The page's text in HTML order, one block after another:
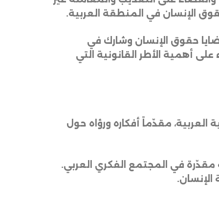
الإنسان في المنطقة العربية.
حقوق الإنسان وشارك في
على أهمية الأطر القانونية التي
العربية، مقدّماً أفكاره ورؤاه حول
مقدّرة في المجتمع الفكري العربي.
الإنسان.